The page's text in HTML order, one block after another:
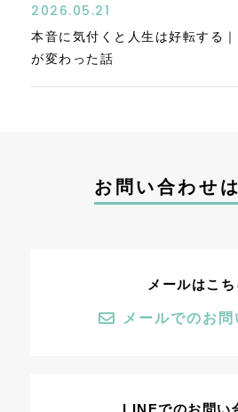
2026.05.21
本音に気付くと人生は好転する
が変わった話
お問い合わせ
メールはこち
メールでのお問
LINEでのお問い